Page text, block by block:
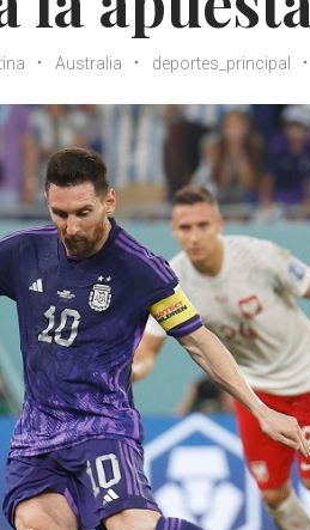
Australia deportes_principal